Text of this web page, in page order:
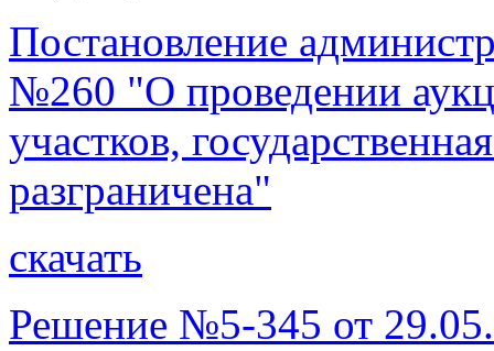
Постановление
№260 "О проведении
участков,
разграничена"
скачать
Решение №5-345 от